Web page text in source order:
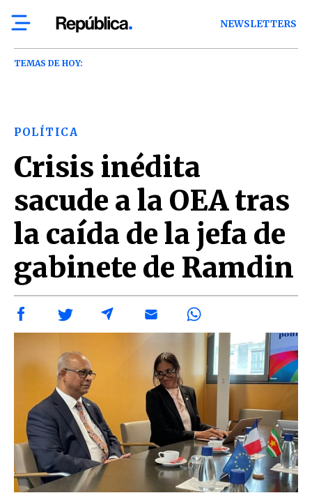
NEWSLETTERS
TEMAS DE HOY:
POLÍTICA
Crisis inédita
sacude a la OEA tras
la caída de la jefa de
gabinete de Ramdin